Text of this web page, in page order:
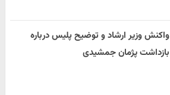
واکنش وزیر ارشاد و توضیح پلیس درباره
بازداشت پژمان جمشیدی